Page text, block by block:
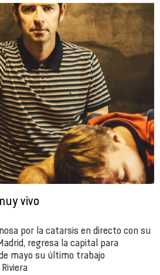
vivo
por la catarsis en directo con su
regresa la capital para
mayo su último trabajo